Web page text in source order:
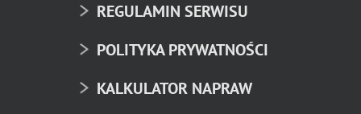
REGULAMIN SERWISU
POLITYKA PRYWATNOŚCI
KALKULATOR NAPRAW